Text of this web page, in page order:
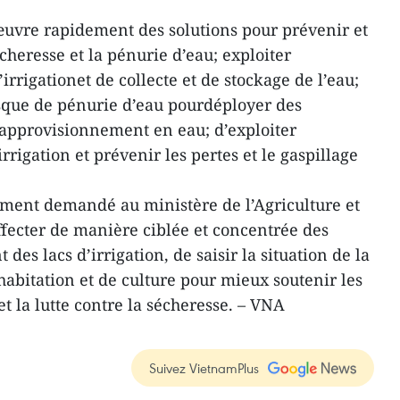
rapidement des solutions pour prévenir et
et la pénurie d’eau; exploiter
de collecte et de stockage de l’eau;
de pénurie d’eau pourdéployer des
en eau; d’exploiter
et prévenir les pertes et le gaspillage
demandé au ministère de l’Agriculture et
de manière ciblée et concentrée des
des lacs d’irrigation, de saisir la situation de la
et de culture pour mieux soutenir les
la lutte contre la sécheresse. – VNA
Suivez VietnamPlus